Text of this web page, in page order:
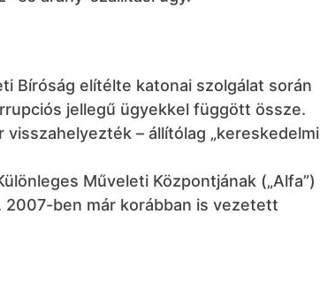
Bíróság elítélte katonai szolgálat során
jellegű ügyekkel függött össze.
– állítólag „kereskedelmi
Műveleti Központjának („Alfa”)
ben már korábban is vezetett